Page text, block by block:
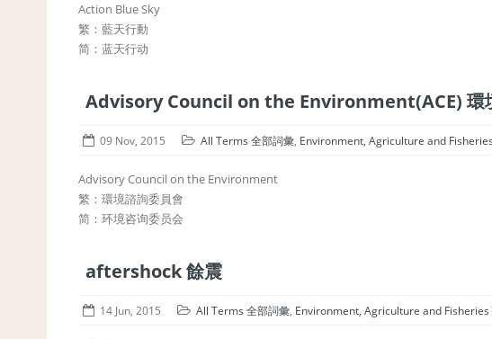
Action Blue Sky
繁：藍天行動
简：蓝天行动
Advisory Council on the Environment(ACE) 環
09 Nov, 2015 All Terms 全部詞彙, Environment, Agriculture and
Advisory Council on the Environment
繁：環境諮詢委員會
简：环境咨询委员会
aftershock 餘震
14 Jun, 2015 All Terms 全部詞彙, Environment, Agriculture and Fisheries